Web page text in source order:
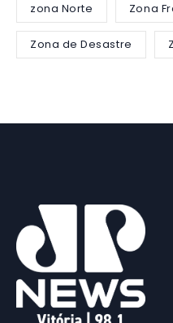
zona Norte Zona
Zona de Desastre